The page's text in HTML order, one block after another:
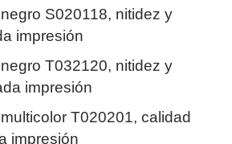
S020118, nitidez y
impresión
T032120, nitidez y
impresión
T020201, calidad
impresión